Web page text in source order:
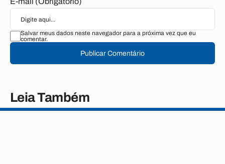
Salvar meus dados neste navegador para a próxima vez que eu
comentar.
Publicar Comentário
Leia Também